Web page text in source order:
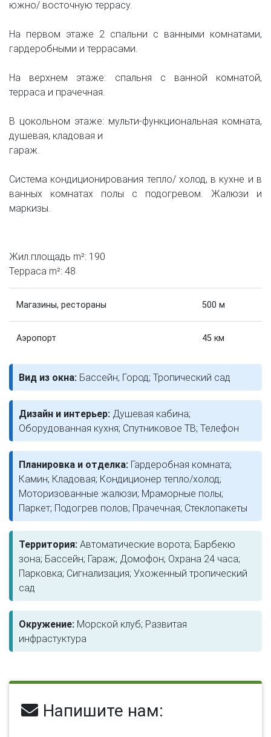
южно/ восточную террасу.
На первом этаже 2 спальни с ванными комнатами,
гардеробными и террасами.
На верхнем этаже: спальня с ванной комнатой,
терраса и прачечная.
В цокольном этаже: мульти-функциональная комната,
душевая, кладовая и
гараж.
Система кондиционирования тепло/ холод, в кухне и в
ванных комнатах полы с подогревом. Жалюзи и
маркизы.
Жил.площадь m²: 190
Терраса m²: 48
Магазины, рестораны 500 м
Аэропорт 45 км
Вид из окна: Бассейн; Город; Тропический сад
Дизайн и интерьер: Душевая кабина;
Оборудованная кухня; Спутниковое ТВ; Телефон
Планировка и отделка: Гардеробная комната;
Камин; Кладовая; Кондиционер тепло/холод;
Моторизованные жалюзи; Мраморные полы;
Паркет; Подогрев полов; Прачечная; Стеклопакеты
Территория: Автоматические ворота; Барбекю
зона; Бассейн; Гараж; Домофон; Охрана 24 часа;
Парковка; Сигнализация; Ухоженный тропический
сад
Окружение: Морской клуб; Развитая
инфрастуктура
Напишите нам: